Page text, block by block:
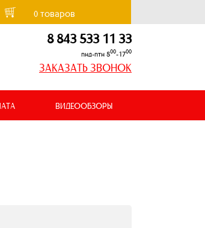
0товаров
8 843 533 11 33
пнд-птн 800-1700
ЗАКАЗАТЬ ЗВОНОК
ВИДЕООБЗОРЫ